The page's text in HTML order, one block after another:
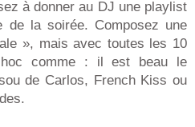
à donner au DJ une playlist
de la soirée. Composez une
», mais avec toutes les 10
comme : il est beau le
de Carlos, French Kiss ou